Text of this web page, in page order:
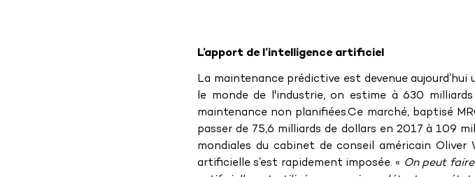
L’apport de l’intelligence artificiel
La maintenance prédictive est devenue
le monde de l'industrie, on estime à 630 milliards
maintenance non planifiées.Ce marché, baptisé
passer de 75,6 milliards de dollars en 2017 à 109
mondiales du cabinet de conseil américain Oliver
artificielle s’est rapidement imposée. « On peut